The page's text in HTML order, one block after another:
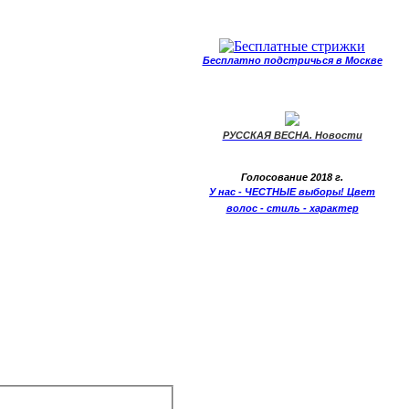
Бесплатно подстричься в Москве
РУССКАЯ ВЕСНА. Новости
Голосование 2018 г.
У нас - ЧЕСТНЫЕ выборы! Цвет
волос - стиль - характер